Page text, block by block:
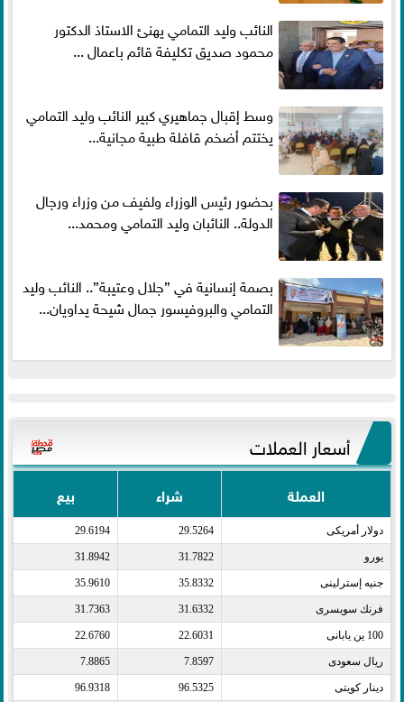
النائب وليد التمامي يهنئ الاستاذ الدكتور
محمود صديق تكليفة قائم باعمال ...
وسط إقبال جماهيري كبير النائب وليد التمامي
يختتم أضخم قافلة طبية مجانية...
بحضور رئيس الوزراء ولفيف من وزراء ورجال
الدولة.. النائبان وليد التمامي ومحمد...
بصمة إنسانية في ”جلال وعتيبة”.. النائب وليد
التمامي والبروفيسور جمال شيحة يداويان...
أسعار العملات
العملة شراء بيع
دولار أمريكى​ 29.5264
29.6194
يورو​ 31.7822
31.8942
جنيه إسترلينى​ 35.8332
35.9610
فرنك سويسرى​ 31.6332
31.7363
100 ين يابانى​ 22.6031
22.6760
ريال سعودى​ 7.8597
7.8865
دينار كويتى​ 96.5325
96.9318